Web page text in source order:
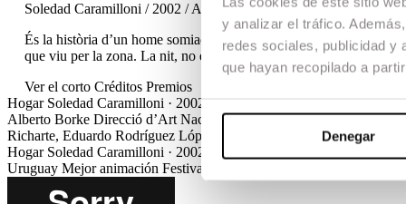
y analizar el tráfico.
redes sociales, publicidad y
que hayan recopilado a
Denegar
Soledad Caramilloni / 2002 / Animation / Short Film / Final
És la història d’un home somiador, que voleu arribar a casa
que viu per la zona. La nit, no és prou llarga, i no aconsegueix
Ver el corto Créditos Premios
Hogar Soledad Caramilloni · 2002 / 2002 / Animation / Short Film /
Alberto Borke Direcció d’Art Nacho del Salvador MuntatgeJoan
Richarte, Eduardo Rodríguez López
Xavier Casan
Hogar Soledad Caramilloni · 2002 / 2002 / Animation / Short Film /
Uruguay Mejor animación Festival de Málaga